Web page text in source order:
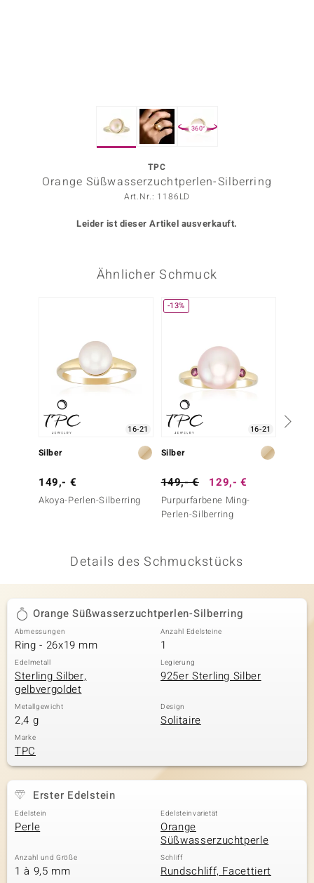
Collection
BY DE MELO
Classics
360°
TPC
Orange Süßwasserzuchtperlen-Silberring
Art.Nr.: 1186LD
Leider ist dieser Artikel ausverkauft.
Ähnlicher Schmuck
16-21
Silber
149,- €
Akoya-Perlen-Silberring
-13%
16-21
Silber
149,- € 129,- €
Purpurfarbene Ming-
Perlen-Silberring
Details des Schmuckstücks
Orange Süßwasserzuchtperlen-Silberring
Abmessungen
Ring - 26x19 mm
Anzahl Edelsteine
1
Edelmetall
Sterling Silber,
gelbvergoldet
Legierung
925er Sterling Silber
Metallgewicht
2,4 g
Design
Solitaire
Marke
TPC
Erster Edelstein
Edelstein
Perle
Edelsteinvarietät
Orange
Süßwasserzuchtperle
Anzahl und Größe
1 à 9,5 mm
Schliff
Rundschliff, Facettiert